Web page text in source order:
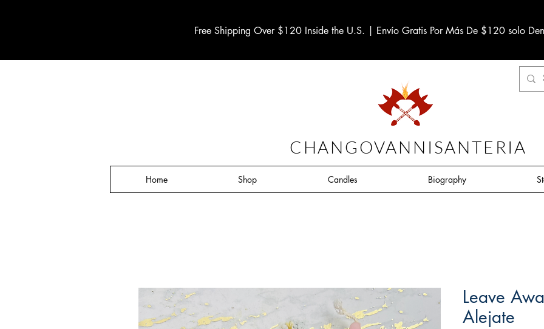
Free Shipping Over $120 Inside the U.S. | Envío Gratis Por Más De $120 solo
CHANGOVANNISANTERIA
Home Shop Candles Biography
Leave
Alejate